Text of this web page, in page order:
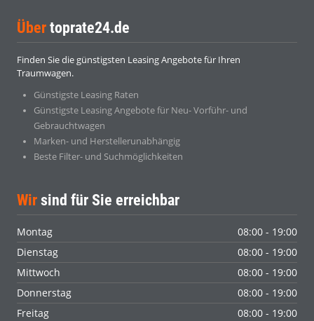
Über toprate24.de
Finden Sie die günstigsten Leasing Angebote für Ihren
Traumwagen.
Günstigste Leasing Raten
Günstigste Leasing Angebote für Neu- Vorführ- und
Gebrauchtwagen
Marken- und Herstellerunabhängig
Beste Filter- und Suchmöglichkeiten
Wir sind für Sie erreichbar
Montag
08:00 - 19:00
Dienstag
08:00 - 19:00
Mittwoch
08:00 - 19:00
Donnerstag
08:00 - 19:00
Freitag
08:00 - 19:00